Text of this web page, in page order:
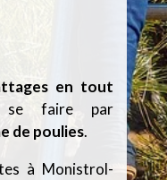
en tout
se faire par
de poulies.
à Monistrol-